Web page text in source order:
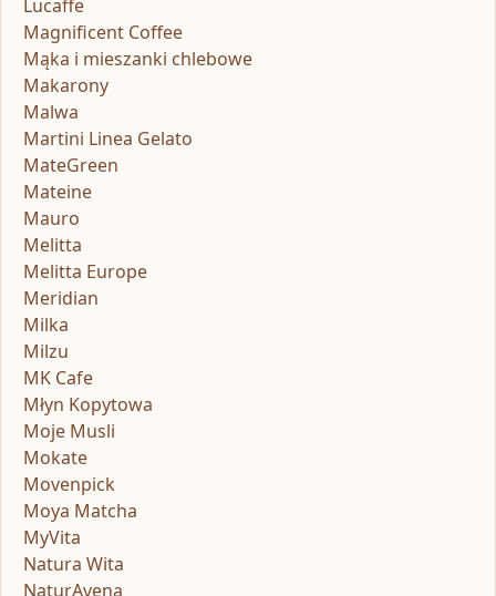
Lucaffe
Magnificent Coffee
Mąka i mieszanki chlebowe
Makarony
Malwa
Martini Linea Gelato
MateGreen
Mateine
Mauro
Melitta
Melitta Europe
Meridian
Milka
Milzu
MK Cafe
Młyn Kopytowa
Moje Musli
Mokate
Movenpick
Moya Matcha
MyVita
Natura Wita
NaturAvena